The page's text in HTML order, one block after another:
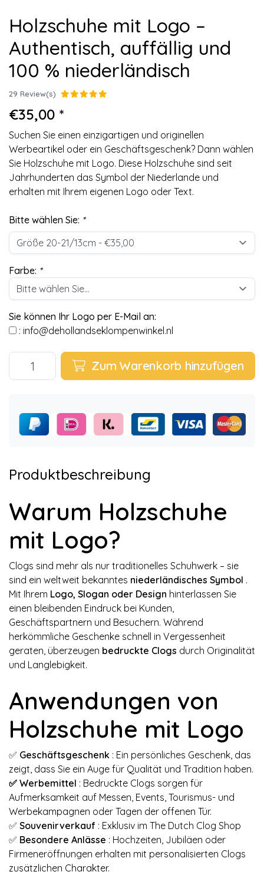
Holzschuhe mit Logo –
Authentisch, auffällig und
100 % niederländisch
29 Review(s)
€35,00 *
Suchen Sie einen einzigartigen und originellen
Werbeartikel oder ein Geschäftsgeschenk? Dann wählen
Sie Holzschuhe mit Logo. Diese Holzschuhe sind seit
Jahrhunderten das Symbol der Niederlande und
erhalten mit Ihrem eigenen Logo oder Text.
Bitte wählen Sie: *
Farbe: *
Sie können Ihr Logo per E-Mail an:
: info@dehollandseklompenwinkel.nl
Zum Warenkorb hinzufügen
Produktbeschreibung
Warum Holzschuhe
mit Logo?
Clogs sind mehr als nur traditionelles Schuhwerk – sie
sind ein weltweit bekanntes niederländisches Symbol .
Mit Ihrem Logo, Slogan oder Design hinterlassen Sie
einen bleibenden Eindruck bei Kunden,
Geschäftspartnern und Besuchern. Während
herkömmliche Geschenke schnell in Vergessenheit
geraten, überzeugen bedruckte Clogs durch Originalität
und Langlebigkeit.
Anwendungen von
Holzschuhe mit Logo
✅ Geschäftsgeschenk : Ein persönliches Geschenk, das
zeigt, dass Sie ein Auge für Qualität und Tradition haben.
✅ Werbemittel : Bedruckte Clogs sorgen für
Aufmerksamkeit auf Messen, Events, Tourismus- und
Werbekampagnen oder Tagen der offenen Tür.
✅ Souvenirverkauf : Exklusiv im The Dutch Clog Shop
✅ Besondere Anlässe : Hochzeiten, Jubiläen oder
Firmeneröffnungen erhalten mit personalisierten Clogs
zusätzlichen Charakter.